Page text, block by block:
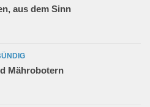
aus dem Sinn
Mährobotern